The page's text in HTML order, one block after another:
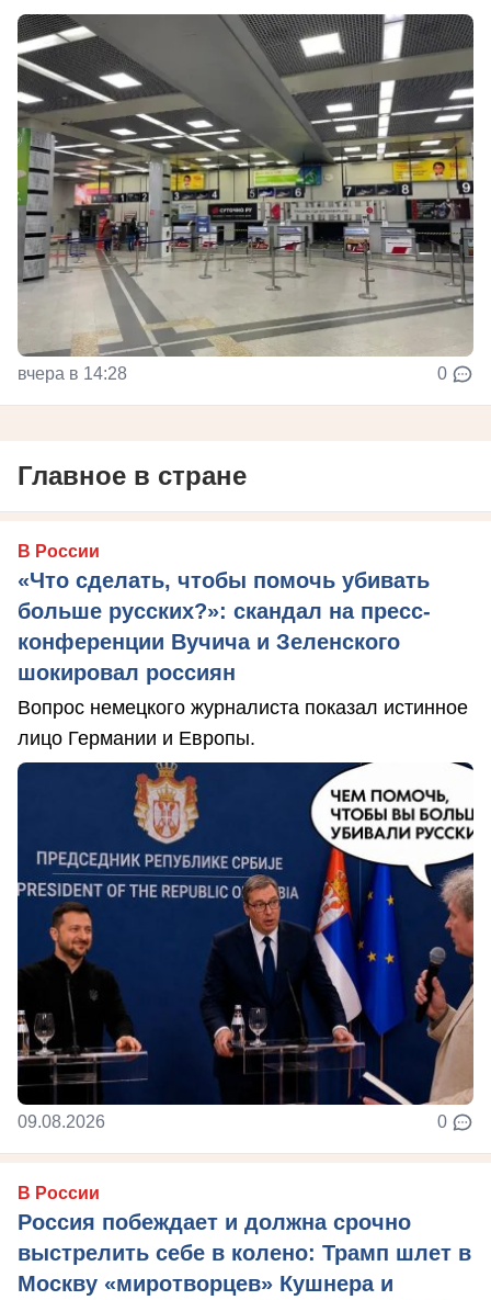
вчера в 14:28 0
Главное в стране
В России
«Что сделать, чтобы помочь убивать
больше русских?»: скандал на пресс-
конференции Вучича и Зеленского
шокировал россиян
Вопрос немецкого журналиста показал истинное
лицо Германии и Европы.
09.08.2026 0
В России
Россия побеждает и должна срочно
выстрелить себе в колено: Трамп шлет в
Москву «миротворцев» Кушнера и